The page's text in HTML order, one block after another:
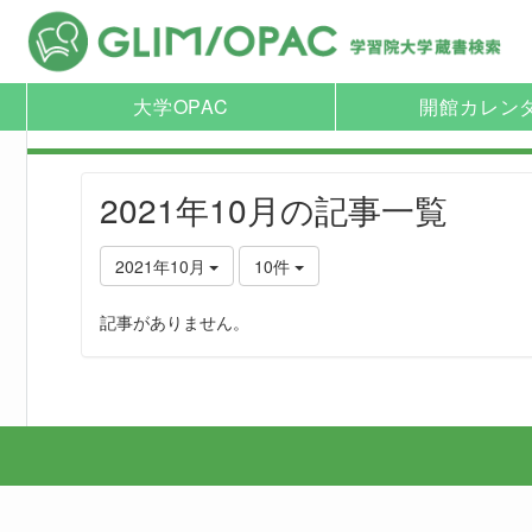
大学OPAC 開館カレン
2021年10月の記事一覧
2021年10月 10件
記事がありません。